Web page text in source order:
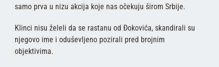
samo prva u nizu akcija koje nas očekuju širom Srbije.
Klinci nisu želeli da se rastanu od Đokovića, skandirali su
njegovo ime i oduševljeno pozirali pred brojnim
objektivima.